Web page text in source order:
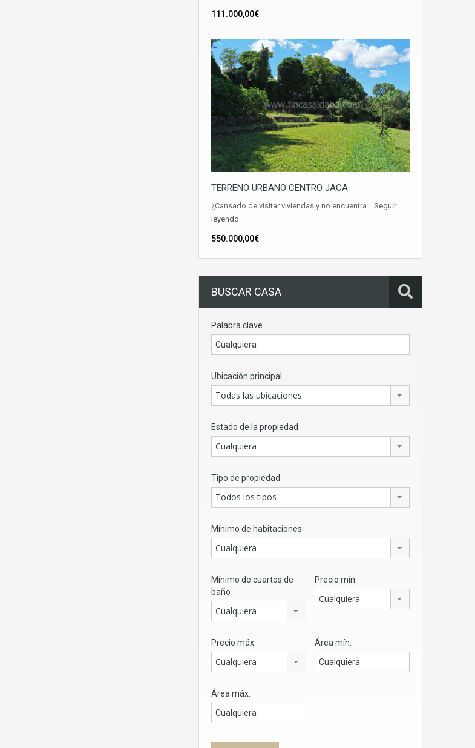
111.000,00€
TERRENO URBANO CENTRO JACA
¿Cansado de visitar viviendas y no encuentra… Seguir
leyendo
550.000,00€
BUSCAR CASA
Palabra clave
Ubicación principal
Todas las ubicaciones
Estado de la propiedad
Cualquiera
Tipo de propiedad
Todos los tipos
Mínimo de habitaciones
Cualquiera
Mínimo de cuartos de
baño
Cualquiera
Precio mín.
Cualquiera
Precio máx.
Cualquiera
Área mín.
Área máx.